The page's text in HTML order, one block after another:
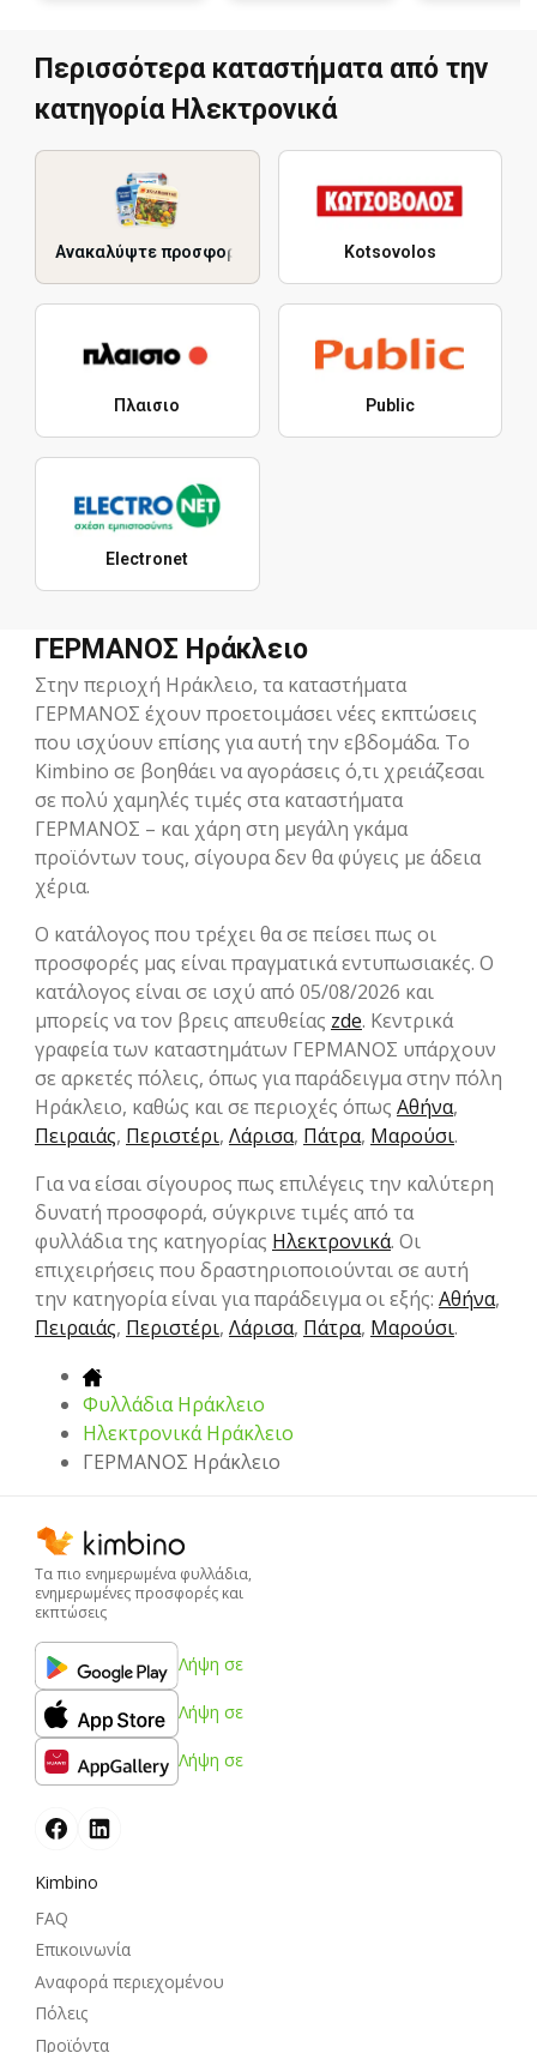
Περισσότερα καταστήματα από την
κατηγορία Hλεκτρονικά
Ανακαλύψτε προσφορές Kotsovolos
Πλαισιο Public
Electronet
ΓΕΡΜΑΝΟΣ Ηράκλειο
Στην περιοχή Ηράκλειο, τα καταστήματα
ΓΕΡΜΑΝΟΣ έχουν προετοιμάσει νέες εκπτώσεις
που ισχύουν επίσης για αυτή την εβδομάδα. Το
Kimbino σε βοηθάει να αγοράσεις ό,τι χρειάζεσαι
σε πολύ χαμηλές τιμές στα καταστήματα
ΓΕΡΜΑΝΟΣ – και χάρη στη μεγάλη γκάμα
προϊόντων τους, σίγουρα δεν θα φύγεις με άδεια
χέρια.
Ο κατάλογος που τρέχει θα σε πείσει πως οι
προσφορές μας είναι πραγματικά εντυπωσιακές. Ο
κατάλογος είναι σε ισχύ από 05/08/2026 και
μπορείς να τον βρεις απευθείας zde. Κεντρικά
γραφεία των καταστημάτων ΓΕΡΜΑΝΟΣ υπάρχουν
σε αρκετές πόλεις, όπως για παράδειγμα στην πόλη
Ηράκλειο, καθώς και σε περιοχές όπως Αθήνα,
Πειραιάς, Περιστέρι, Λάρισα, Πάτρα, Μαρούσι.
Για να είσαι σίγουρος πως επιλέγεις την καλύτερη
δυνατή προσφορά, σύγκρινε τιμές από τα
φυλλάδια της κατηγορίας Hλεκτρονικά. Οι
επιχειρήσεις που δραστηριοποιούνται σε αυτή
την κατηγορία είναι για παράδειγμα οι εξής: Αθήνα,
Πειραιάς, Περιστέρι, Λάρισα, Πάτρα, Μαρούσι.
Φυλλάδια Ηράκλειο
Hλεκτρονικά Ηράκλειο
ΓΕΡΜΑΝΟΣ Ηράκλειο
Τα πιο ενημερωμένα φυλλάδια,
ενημερωμένες προσφορές και
εκπτώσεις
Λήψη σε
Λήψη σε
Λήψη σε
Kimbino
FAQ
Επικοινωνία
Αναφορά περιεχομένου
Πόλεις
Προϊόντα